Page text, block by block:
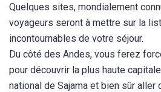
Quelques sites, mondialement
voyageurs seront à mettre sur la
incontournables de votre séjour.
Du côté des Andes, vous ferez
pour découvrir la plus haute
national de Sajama et bien sûr aller